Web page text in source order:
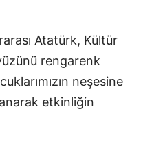
Atatürk, Kültür
rengarenk
neşesine
etkinliğin